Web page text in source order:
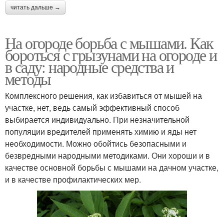
читать дальше →
На огороде борьба с мышами. Как
бороться с грызунами на огороде и
в саду: народные средства и
методы
Комплексного решения, как избавиться от мышей на
участке, нет, ведь самый эффективный способ
выбирается индивидуально. При незначительной
популяции вредителей применять химию и яды нет
необходимости. Можно обойтись безопасными и
безвредными народными методиками. Они хороши и в
качестве основной борьбы с мышами на дачном участке,
и в качестве профилактических мер.